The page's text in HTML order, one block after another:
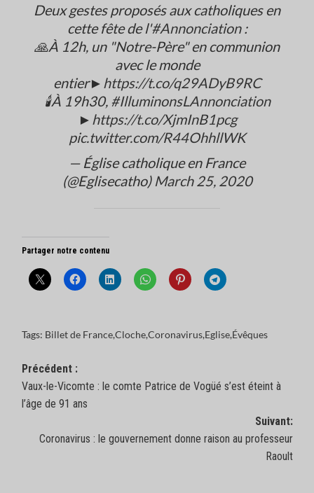
Deux gestes proposés aux catholiques en
cette fête de l'#Annonciation:
🙏À 12h, un "Notre-Père" en communion
avec le monde
entier► https://t.co/q29ADyB9RC
🕯️À 19h30, #IlluminonsLAnnonciation
► https://t.co/XjmInB1pcg
pic.twitter.com/R44OhhllWK
— Église catholique en France
(@Eglisecatho) March 25, 2020
Partager notre contenu
Tags: Billet de France,Cloche,Coronavirus,Eglise,Évêques
Navigation
d’article
Précédent :
Vaux-le-Vicomte : le comte Patrice de Vogüé s’est éteint à
l’âge de 91 ans
Suivant:
Coronavirus : le gouvernement donne raison au professeur
Raoult